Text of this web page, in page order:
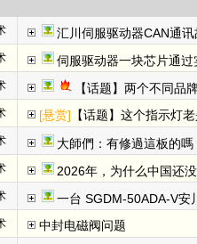
汇川伺服驱动器CAN通讯
伺服驱动器一块芯片通
【话题】两个不同品
[悬赏] 【话题】这个指示灯
大師們：有修過這板的
2026年，为什么中国还
一台 SGDM-50ADA-V安
中封电磁阀问题